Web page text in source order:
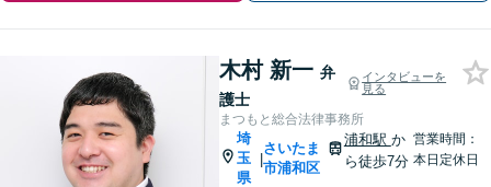
木村 新一 弁
護士
インタビューを
見る
まつもと総合法律事務所
埼
玉
県
|
さいたま
市浦和区
浦和駅 か
ら徒歩7分
営業時間：
本日定休日